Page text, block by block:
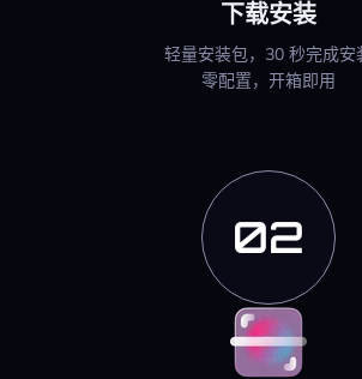
下载安装
轻量安装包，30 秒完成安
零配置，开箱即用
02